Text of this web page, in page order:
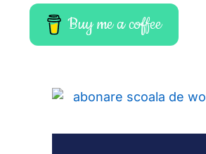
Buy me a coffee